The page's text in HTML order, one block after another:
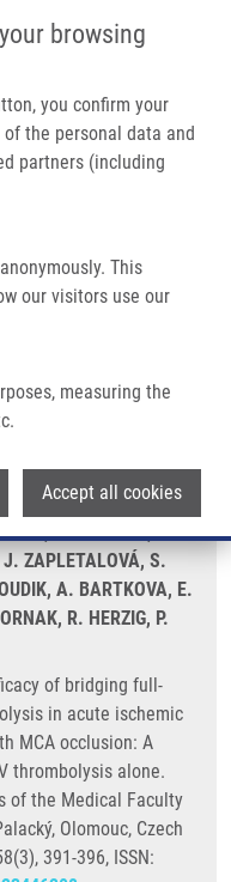
browsing
you confirm your
the personal data and
partners (including
This
our visitors use our
measuring the
Accept all cookies
Main
Domů
Partner institutions
Technologie a služby
Kontakt
IV-IA Thrombolysis In Acute
A Comparison With IV
of bridging
in acute
with MCA
with IV
T. VEVERKA, M.
ZAPLETALOVÁ, S.
A. BARTKOVA, E.
R. HERZIG, P.
of bridging full-
in acute ischemic
MCA occlusion: A
thrombolysis alone.
of the Medical Faculty
Olomouc, Czech
391-396, ISSN: